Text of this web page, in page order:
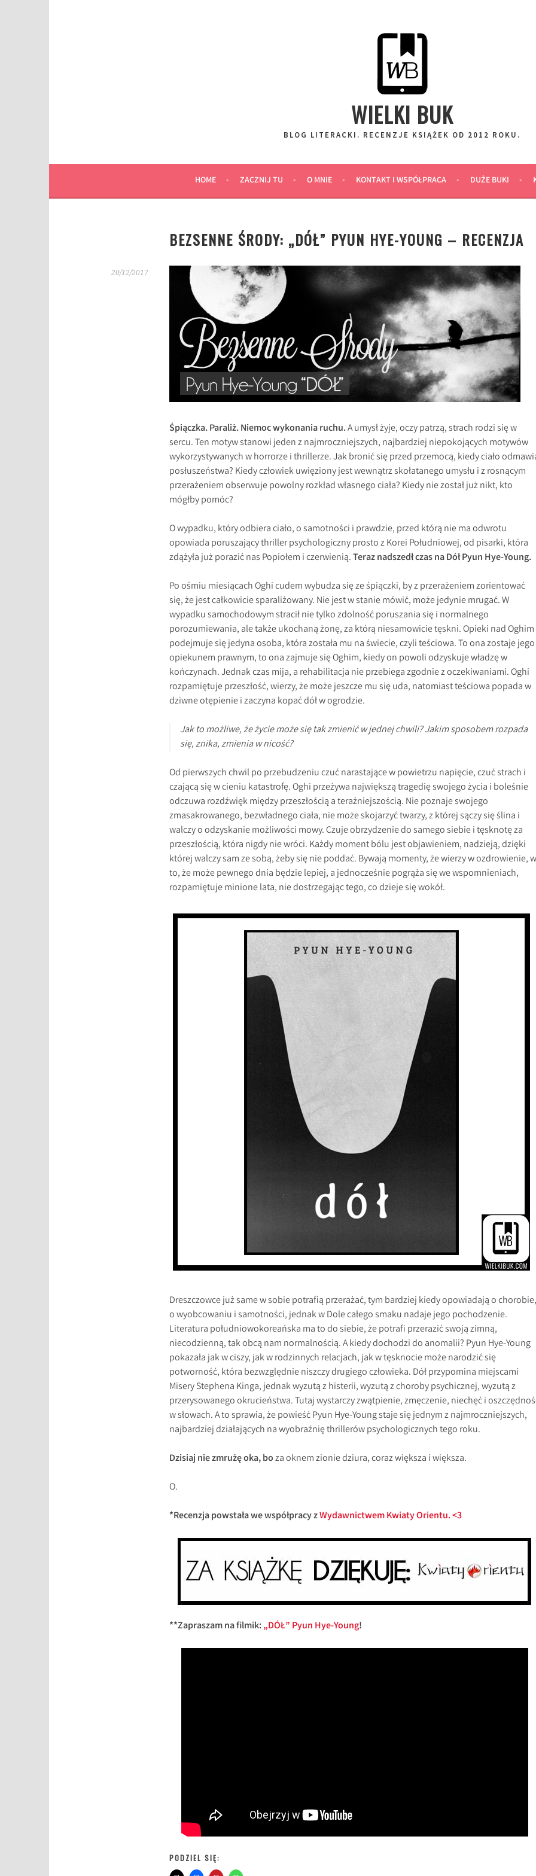
WIELKI BUK
BLOG LITERACKI. RECENZJE KSIĄŻEK OD 2012 ROKU.
HOME ZACZNIJ TU O MNIE KONTAKT I WSPÓŁPRACA DUŻE BUKI
BEZSENNE ŚRODY: „DÓŁ” PYUN HYE-YOUNG – RECENZJA
20/12/2017
Śpiączka. Paraliż. Niemoc wykonania ruchu.A umysł żyje, oczy patrzą, strach rodzi się w
sercu. Ten motyw stanowi jeden z najmroczniejszych, najbardziej niepokojących motywów
wykorzystywanych w horrorze i thrillerze. Jak bronić się przed przemocą, kiedy ciało
posłuszeństwa? Kiedy człowiek uwięziony jest wewnątrz skołatanego umysłu i z rosnącym
przerażeniem obserwuje powolny rozkład własnego ciała? Kiedy nie został już nikt, kto
mógłby pomóc?
O wypadku, który odbiera ciało, o samotności i prawdzie, przed którą nie ma odwrotu
opowiada poruszający thriller psychologiczny prosto z Korei Południowej, od pisarki, która
zdążyła już porazić nas Popiołem i czerwienią.Teraz nadszedł czas na Dół Pyun Hye-Young.
Po ośmiu miesiącach Oghi cudem wybudza się ze śpiączki, by z przerażeniem zorientować
się, że jest całkowicie sparaliżowany. Nie jest w stanie mówić, może jedynie mrugać. W
wypadku samochodowym stracił nie tylko zdolność poruszania się i normalnego
porozumiewania, ale także ukochaną żonę, za którą niesamowicie tęskni. Opieki nad Oghim
podejmuje się jedyna osoba, która została mu na świecie, czyli teściowa. To ona zostaje jego
opiekunem prawnym, to ona zajmuje się Oghim, kiedy on powoli odzyskuje władzę w
kończynach. Jednak czas mija, a rehabilitacja nie przebiega zgodnie z oczekiwaniami. Oghi
rozpamiętuje przeszłość, wierzy, że może jeszcze mu się uda, natomiast teściowa popada w
dziwne otępienie i zaczyna kopać dół w ogrodzie.
Jak to możliwe, że życie może się tak zmienić w jednej chwili? Jakim sposobem rozpada
się, znika, zmienia w nicość?
Od pierwszych chwil po przebudzeniu czuć narastające w powietrzu napięcie, czuć strach i
czającą się w cieniu katastrofę. Oghi przeżywa największą tragedię swojego życia i boleśnie
odczuwa rozdźwięk między przeszłością a teraźniejszością. Nie poznaje swojego
zmasakrowanego, bezwładnego ciała, nie może skojarzyć twarzy, z której sączy się ślina i
walczy o odzyskanie możliwości mowy. Czuje obrzydzenie do samego siebie i tęsknotę za
przeszłością, która nigdy nie wróci. Każdy moment bólu jest objawieniem, nadzieją, dzięki
której walczy sam ze sobą, żeby się nie poddać. Bywają momenty, że wierzy w ozdrowienie, w
to, że może pewnego dnia będzie lepiej, a jednocześnie pogrąża się we wspomnieniach,
rozpamiętuje minione lata, nie dostrzegając tego, co dzieje się wokół.
Dreszczowce już same w sobie potrafią przerażać, tym bardziej kiedy opowiadają o chorobie,
o wyobcowaniu i samotności, jednak w Dole całego smaku nadaje jego pochodzenie.
Literatura południowokoreańska ma to do siebie, że potrafi przerazić swoją zimną,
niecodzienną, tak obcą nam normalnością. A kiedy dochodzi do anomalii? Pyun Hye-Young
pokazała jak w ciszy, jak w rodzinnych relacjach, jak w tęsknocie może narodzić się
potworność, która bezwzględnie niszczy drugiego człowieka. Dół przypomina miejscami
Misery Stephena Kinga, jednak wyzutą z histerii, wyzutą z choroby psychicznej, wyzutą z
przerysowanego okrucieństwa. Tutaj wystarczy zwątpienie, zmęczenie, niechęć i
w słowach. A to sprawia, że powieść Pyun Hye-Young staje się jednym z najmroczniejszych,
najbardziej działających na wyobraźnię thrillerów psychologicznych tego roku.
Dzisiaj nie zmrużę oka, boza oknem zionie dziura, coraz większa i większa.
O.
*Recenzja powstała we współpracy zWydawnictwem Kwiaty Orientu. <3
**Zapraszam na filmik:„DÓŁ” Pyun Hye-Young!
PODZIEL SIĘ: